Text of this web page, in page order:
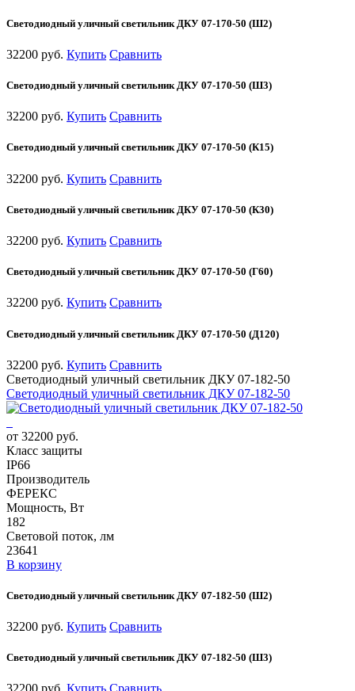
Светодиодный уличный светильник ДКУ 07-170-50 (Ш2)
32200 руб. Купить Сравнить
Светодиодный уличный светильник ДКУ 07-170-50 (Ш3)
32200 руб. Купить Сравнить
Светодиодный уличный светильник ДКУ 07-170-50 (К15)
32200 руб. Купить Сравнить
Светодиодный уличный светильник ДКУ 07-170-50 (К30)
32200 руб. Купить Сравнить
Светодиодный уличный светильник ДКУ 07-170-50 (Г60)
32200 руб. Купить Сравнить
Светодиодный уличный светильник ДКУ 07-170-50 (Д120)
32200 руб. Купить Сравнить
Светодиодный уличный светильник ДКУ 07-182-50
Светодиодный уличный светильник ДКУ 07-182-50
от 32200 руб.
Класс защиты
IP66
Производитель
ФЕРЕКС
Мощность, Вт
182
Световой поток, лм
23641
В корзину
Светодиодный уличный светильник ДКУ 07-182-50 (Ш2)
32200 руб. Купить Сравнить
Светодиодный уличный светильник ДКУ 07-182-50 (Ш3)